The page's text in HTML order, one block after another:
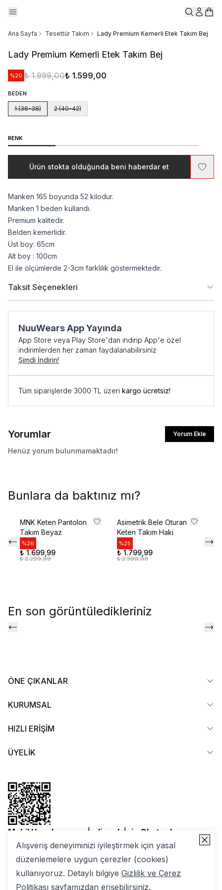
Alışveriş deneyiminizi iyileştirmek için yasal
düzenlemelere uygun çerezler (cookies)
kullanıyoruz. Detaylı bilgiye Gizlilik ve Çerez
Politikası sayfamızdan erişebilirsiniz.
Ana Sayfa Tesettür Takım Lady Premium Kemerli Etek Takım Bej
Lady Premium Kemerli Etek Takım Bej
%20 ₺ 1.999,00₺ 1.599,00
BEDEN
1 (36-38) 2 (40-42)
RENK
Ürün stokta olduğunda beni haberdar et
Manken 165 boyunda 52 kilodur.
Manken 1 beden kullandı.
Premium kalitedir.
Belden kemerlidir.
Üst boy: 65cm
Alt boy : 100cm
El ile ölçümlerde 2-3cm farklılık göstermektedir.
Taksit Seçenekleri
NuuWears App Yayında
App Store veya Play Store'dan indirip App'e özel
indirimlerden her zaman faydalanabilirsiniz
Şimdi İndirin!
Tüm siparişlerde 3000 TL üzeri kargo ücretsiz!
Yorumlar Yorum Ekle
Henüz yorum bulunmamaktadır!
Bunlara da baktınız mı?
MNK Keten Pantolon
Takım Beyaz
%26
₺ 1.699,99
₺ 2.299,99
Asimetrik Bele Oturan
Keten Takım Haki
%25
₺ 1.799,99
₺ 2.399,99
En son görüntüledikleriniz
ÖNE ÇIKANLAR
KURUMSAL
HIZLI ERİŞİM
ÜYELİK
Mobil Uygulamamızı İndirmek İçin Okutun!
İlk Siparişe Özel
İlk siparişte %10 indirim kodunu öğrenmek ve
Kullanım Koşullarını kabul ediyorum
Kayıt Ol
E-posta adresinizi girerek pazarlama ve tanıtım ile ilgili iletişim almayı kabul edersiniz ve
Gizlilik Politikamızı okuduğunuzu ve kabul ettiğinizi onaylarsınız.